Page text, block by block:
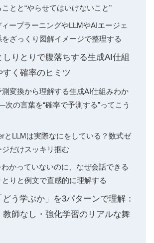
とと“やらせてはいけないこと”
ープラーニングやLLMやAIエージェ
をざっくり図解イメージで整理する
しりとりで腹落ちする生成AI仕組
すく確率のヒミツ
測変換から理解する生成AI仕組みわか
次の言葉を“確率で予測する”ってこう
とLLMは実際なにをしている？数式ゼ
ジだけスッキリ掴む
かっていないのに、なぜ会話できる
りと例文で直感的に理解する
う学ぶか」を3パターンで理解：
教師なし・強化学習のリアルな舞